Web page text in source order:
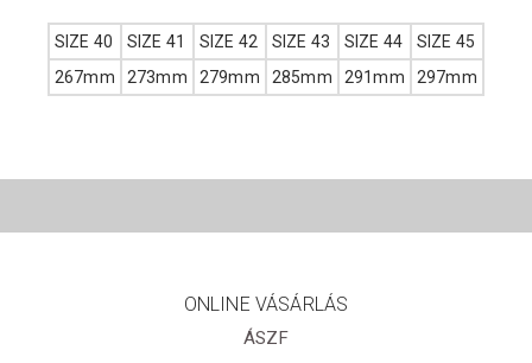
SIZE 40 SIZE 41 SIZE 42 SIZE 43 SIZE 44
SIZE 45
267mm
273mm 279mm 285mm 291mm 297mm
ONLINE VÁSÁRLÁS
ÁSZF